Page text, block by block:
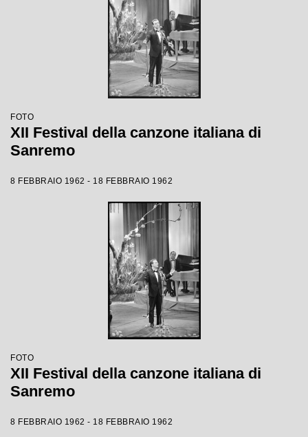
FOTO
XII Festival della canzone italiana di
Sanremo
8 FEBBRAIO 1962 - 18 FEBBRAIO 1962
FOTO
XII Festival della canzone italiana di
Sanremo
8 FEBBRAIO 1962 - 18 FEBBRAIO 1962